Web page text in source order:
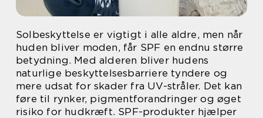
Solbeskyttelse er vigtigt i alle aldre, men når
huden bliver moden, får SPF en endnu større
betydning. Med alderen bliver hudens
naturlige beskyttelsesbarriere tyndere og
mere udsat for skader fra UV-stråler. Det kan
føre til rynker, pigmentforandringer og øget
risiko for hudkræft. SPF-produkter hjælper